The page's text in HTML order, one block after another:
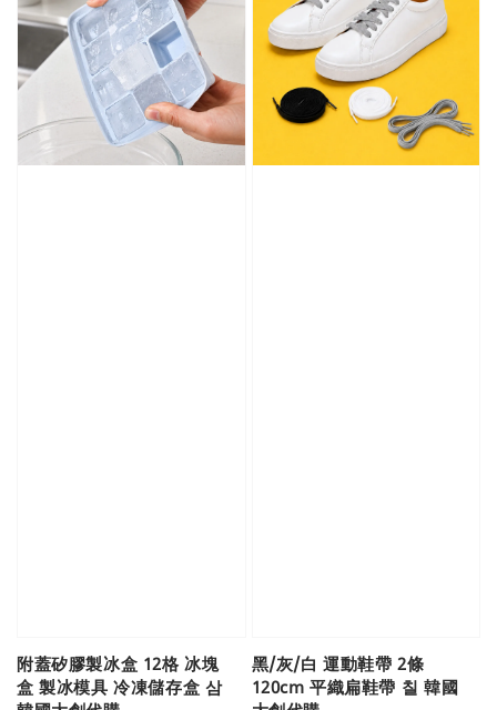
附蓋矽膠製冰盒 12格 冰塊
盒 製冰模具 冷凍儲存盒 삼
黑/灰/白 運動鞋帶 2條
120cm 平織扁鞋帶 칠 韓國